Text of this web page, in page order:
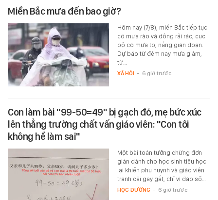
Miền Bắc mưa đến bao giờ?
Hôm nay (7/8), miền Bắc tiếp tục
có mưa rào và dông rải rác, cục
bộ có mưa to, nắng gián đoạn.
Dự báo từ đêm nay mưa giảm,
từ…
XÃ HỘI - 6 giờ trước
Con làm bài "99-50=49" bị gạch đỏ, mẹ bức xúc
lên thẳng trường chất vấn giáo viên: "Con tôi
không hề làm sai"
Một bài toán tưởng chừng đơn
giản dành cho học sinh tiểu học
lại khiến phụ huynh và giáo viên
tranh cãi gay gắt, chỉ vì đáp số…
HỌC ĐƯỜNG - 6 giờ trước